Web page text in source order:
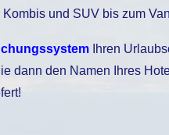
und SUV bis zum
Ihren
dann den Namen Ihres